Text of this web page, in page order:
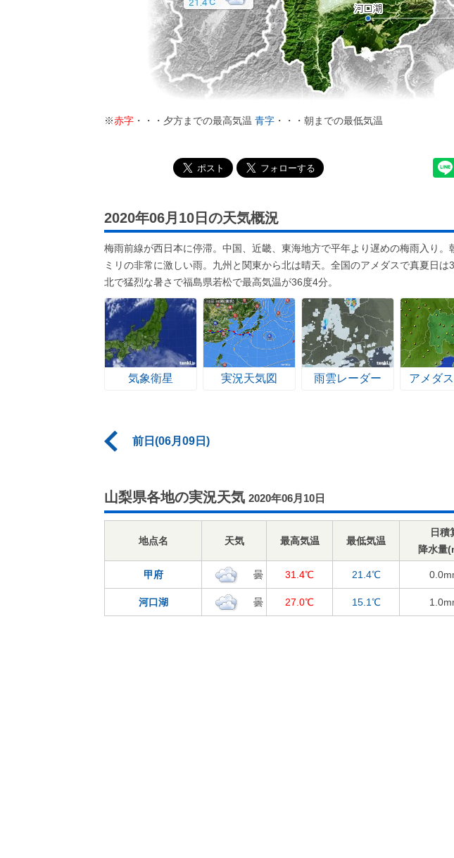
※赤字 ・・・夕方までの最高気温 青字 ・・・朝までの最低気温
2020年06月10日の天気概況
梅雨前線が西日本に停滞。中国、近畿、東海地方で平年より遅めの梅雨入り
ミリの非常に激しい雨。九州と関東から北は晴天。全国のアメダスで真夏日
北で猛烈な暑さで福島県若松で最高気温が36度4分。
気象衛星 実況天気図 雨雲レーダー アメダ
前日(06月09日)
山梨県各地の実況天気 2020年06月10日
地点名 天気 最高気温 最低気温
日積
降水量
甲府 曇 31.4℃ 21.4℃ 0.0
河口湖 曇 27.0℃ 15.1℃ 1.0